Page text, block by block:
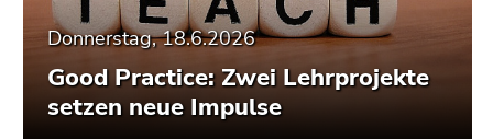
Donnerstag, 18.6.2026
Good Practice: Zwei Lehrprojekte
setzen neue Impulse